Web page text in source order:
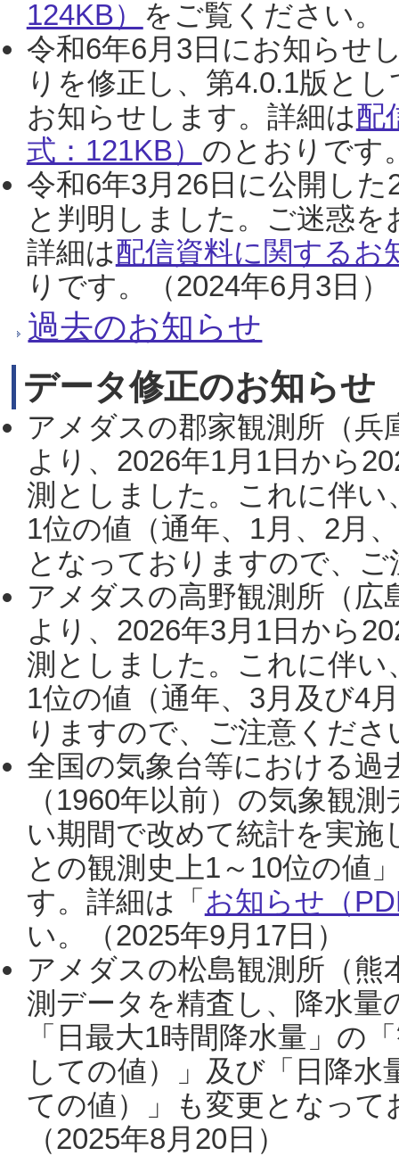
124KB） をご覧ください。
令和6年6月3日にお知らせ
りを修正し、第4.0.1版と
お知らせします。詳細は配
式：121KB） のとおりです
令和6年3月26日に公開し
と判明しました。ご迷惑
詳細は配信資料に関するお
りです。（2024年6月3日）
過去のお知らせ
データ修正のお知らせ
アメダスの郡家観測所（
より、2026年1月1日から
測としました。これに伴い
1位の値（通年、1月、2月
となっておりますので、
アメダスの高野観測所（
より、2026年3月1日から
測としました。これに伴い
1位の値（通年、3月及び4
りますので、ご注意くだ
全国の気象台等における過
（1960年以前）の気象観
い期間で改めて統計を実
との観測史上1～10位の値
す。詳細は「 お知らせ（
い。（2025年9月17日）
アメダスの松島観測所（熊
測データを精査し、降水
「日最大1時間降水量」の
しての値）」及び「日降
ての値）」も変更となっ
（2025年8月20日）